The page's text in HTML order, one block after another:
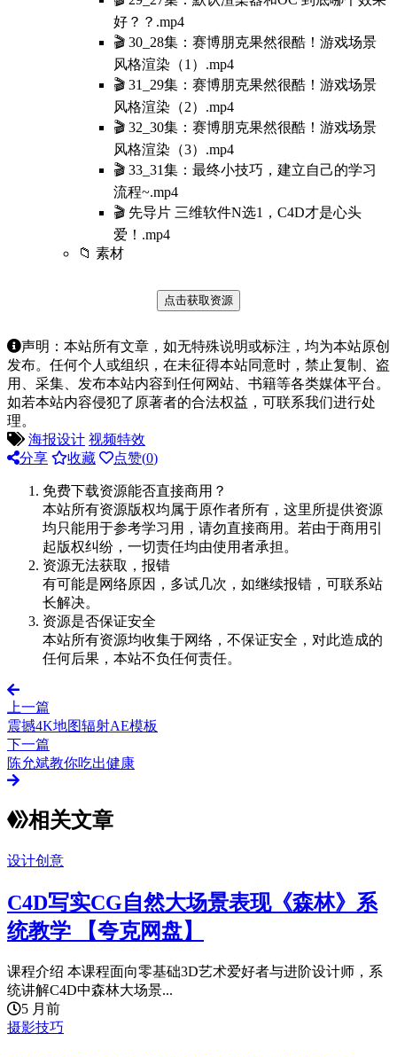
好？？.mp4
🎬 30_28集：赛博朋克果然很酷！游戏场景
风格渲染（1）.mp4
🎬 31_29集：赛博朋克果然很酷！游戏场景
风格渲染（2）.mp4
🎬 32_30集：赛博朋克果然很酷！游戏场景
风格渲染（3）.mp4
🎬 33_31集：最终小技巧，建立自己的学习
流程~.mp4
🎬 先导片 三维软件N选1，C4D才是心头
爱！.mp4
📁 素材
点击获取资源
声明：本站所有文章，如无特殊说明或标注，均为本站原创
发布。任何个人或组织，在未征得本站同意时，禁止复制、盗
用、采集、发布本站内容到任何网站、书籍等各类媒体平台。
如若本站内容侵犯了原著者的合法权益，可联系我们进行处
理。
海报设计 视频特效
分享
收藏 点赞(0)
免费下载资源能否直接商用？
本站所有资源版权均属于原作者所有，这里所提供资源
均只能用于参考学习用，请勿直接商用。若由于商用引
起版权纠纷，一切责任均由使用者承担。
资源无法获取，报错
有可能是网络原因，多试几次，如继续报错，可联系站
长解决。
资源是否保证安全
本站所有资源均收集于网络，不保证安全，对此造成的
任何后果，本站不负任何责任。
上一篇
震撼4K地图辐射AE模板
下一篇
陈允斌教你吃出健康
相关文章
设计创意
C4D写实CG自然大场景表现《森林》系
统教学 【夸克网盘】
课程介绍 本课程面向零基础3D艺术爱好者与进阶设计师，系
统讲解C4D中森林大场景...
5 月前
摄影技巧